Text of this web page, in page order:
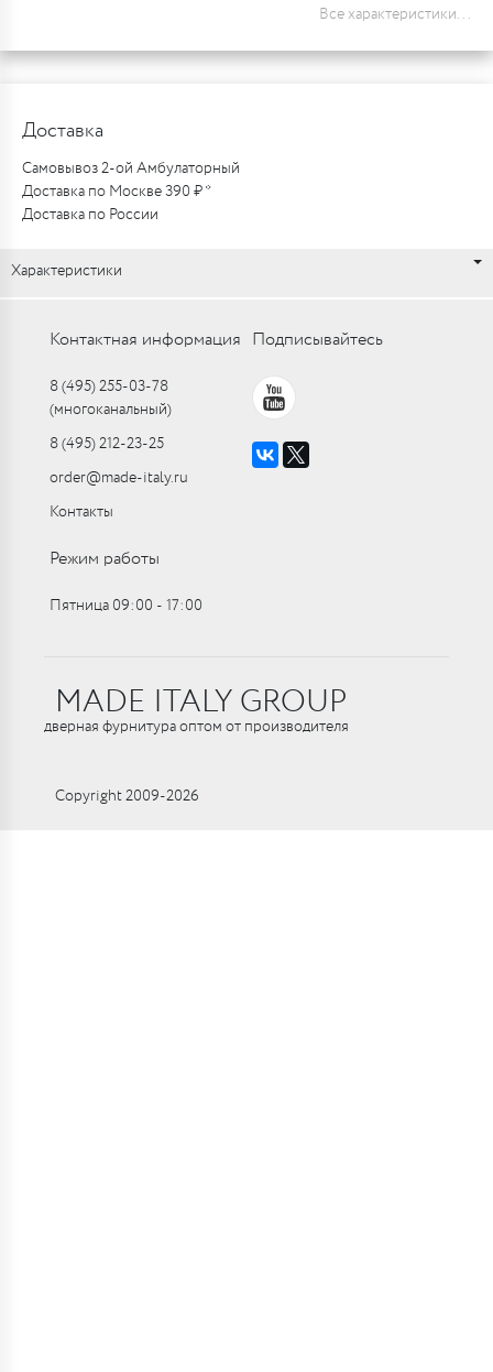
Все характеристики...
Доставка
Самовывоз 2-ой Амбулаторный
Доставка по Москве 390 ₽ *
Доставка по России
Характеристики
Контактная информация
8 (495) 255-03-78
(многоканальный)
8 (495) 212-23-25
order@made-italy.ru
Контакты
Подписывайтесь
Режим работы
Пятница 09:00 ‑ 17:00
MADE ITALY GROUP
дверная фурнитура оптом от производителя
Copyright 2009-2026